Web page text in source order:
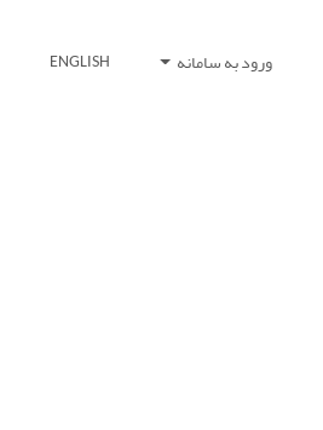
ورود به سامانه ENGLISH